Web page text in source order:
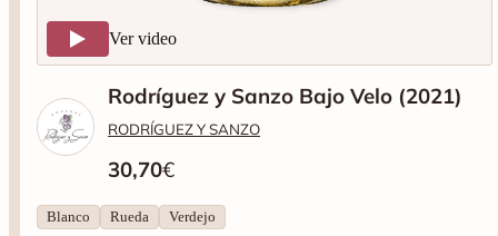
Ver video
Rodríguez y Sanzo Bajo Velo (2021)
RODRÍGUEZ Y SANZO
30,70€
Blanco Rueda Verdejo